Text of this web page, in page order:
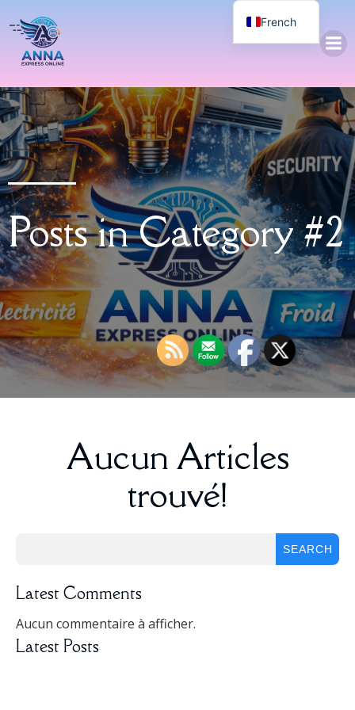
Posts in Category #2
Aucun Articles
trouvé!
SEARCH
Latest Comments
Aucun commentaire à afficher.
Latest Posts
French